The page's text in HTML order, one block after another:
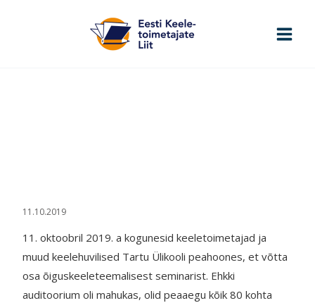
11.10.2019
11. oktoobril 2019. a kogunesid keeletoimetajad ja
muud keelehuvilised Tartu Ülikooli peahoones, et võtta
osa õiguskeeleteemalisest seminarist. Ehkki
auditoorium oli mahukas, olid peaaegu kõik 80 kohta